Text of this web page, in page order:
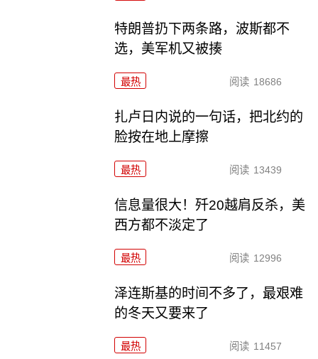
特朗普扔下两条路，波斯都不
选，美军机又被揍
最热 阅读 18686
扎卢日内说的一句话，把北约的
脸按在地上摩擦
最热 阅读 13439
信息量很大！歼20越肩反杀，美
西方都不淡定了
最热 阅读 12996
泽连斯基的时间不多了，最艰难
的冬天又要来了
最热 阅读 11457